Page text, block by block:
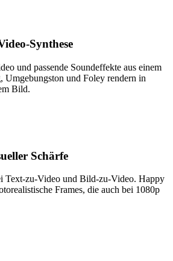
Synthese
und passende Soundeffekte aus einem
Umgebungston und Foley rendern in
Bild.
Schärfe
Text-zu-Video und Bild-zu-Video. Happy
Frames, die auch bei 1080p